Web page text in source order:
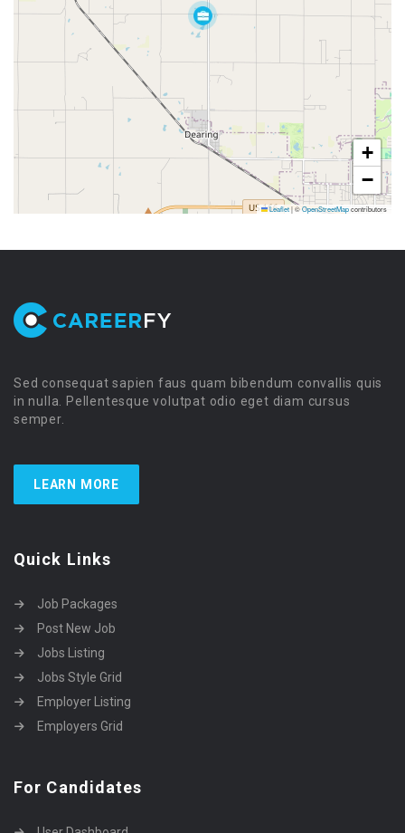
+
−
Leaflet|©OpenStreetMapcontributors
Sed consequat sapien faus quam bibendum convallis quis
in nulla. Pellentesque volutpat odio eget diam cursus
semper.
LEARN MORE
Quick Links
Job Packages
Post New Job
Jobs Listing
Jobs Style Grid
Employer Listing
Employers Grid
For Candidates